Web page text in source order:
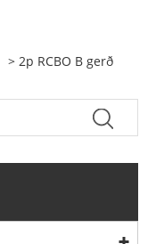
> 2p RCBO B gerð